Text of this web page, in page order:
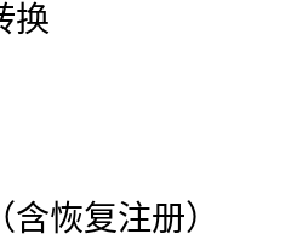
换
恢复注册）